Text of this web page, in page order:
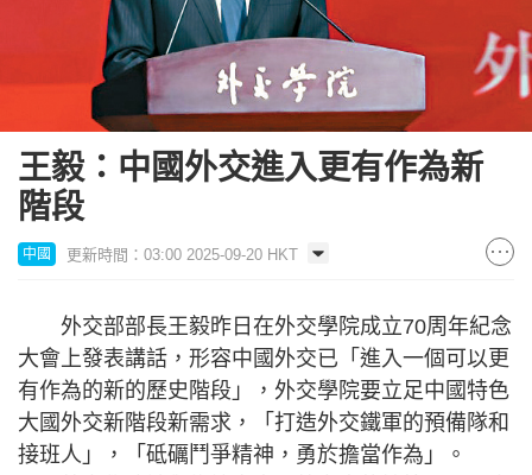
王毅：中國外交進入更有作為新
階段
中國 更新時間：03:00 2025-09-20 HKT
外交部部長王毅昨日在外交學院成立70周年紀念
大會上發表講話，形容中國外交已「進入一個可以更
有作為的新的歷史階段」，外交學院要立足中國特色
大國外交新階段新需求，「打造外交鐵軍的預備隊和
接班人」，「砥礪鬥爭精神，勇於擔當作為」。